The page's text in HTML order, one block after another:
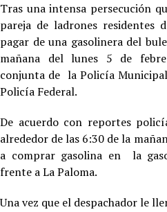
Tras una intensa persecución
pareja de ladrones residentes
pagar de una gasolinera del
mañana del lunes 5 de
conjunta de la Policía
Policía Federal.
De acuerdo con reportes
alrededor de las 6:30 de la
a comprar gasolina en la
frente a La Paloma.
Una vez que el despachador le